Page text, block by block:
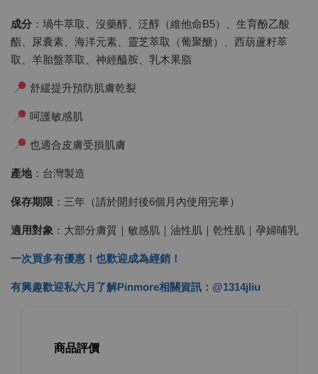
成分 ：堝牛萃取、沒藥醇、泛醇（維他命B5）、生育酚乙酸
酯、尿囊素、海洋元素、靈芝萃取（葡聚醣）、西葫蘆籽萃
取、羊胎盤萃取、神經醯胺、乳木果脂
舒緩提升預防肌膚乾裂
呵護敏感肌
也適合皮膚受損肌膚
產地：台灣製造
保存期限 ：三年（請於開封後6個月內使用完畢）
適用對象 ：大部分膚質｜敏感肌｜油性肌｜乾性肌｜孕婦哺乳
一次買多有優惠！也歡迎成為經銷！
有興趣歡迎私六月了解Pinmore相關資訊：@1314jliu
商品評價